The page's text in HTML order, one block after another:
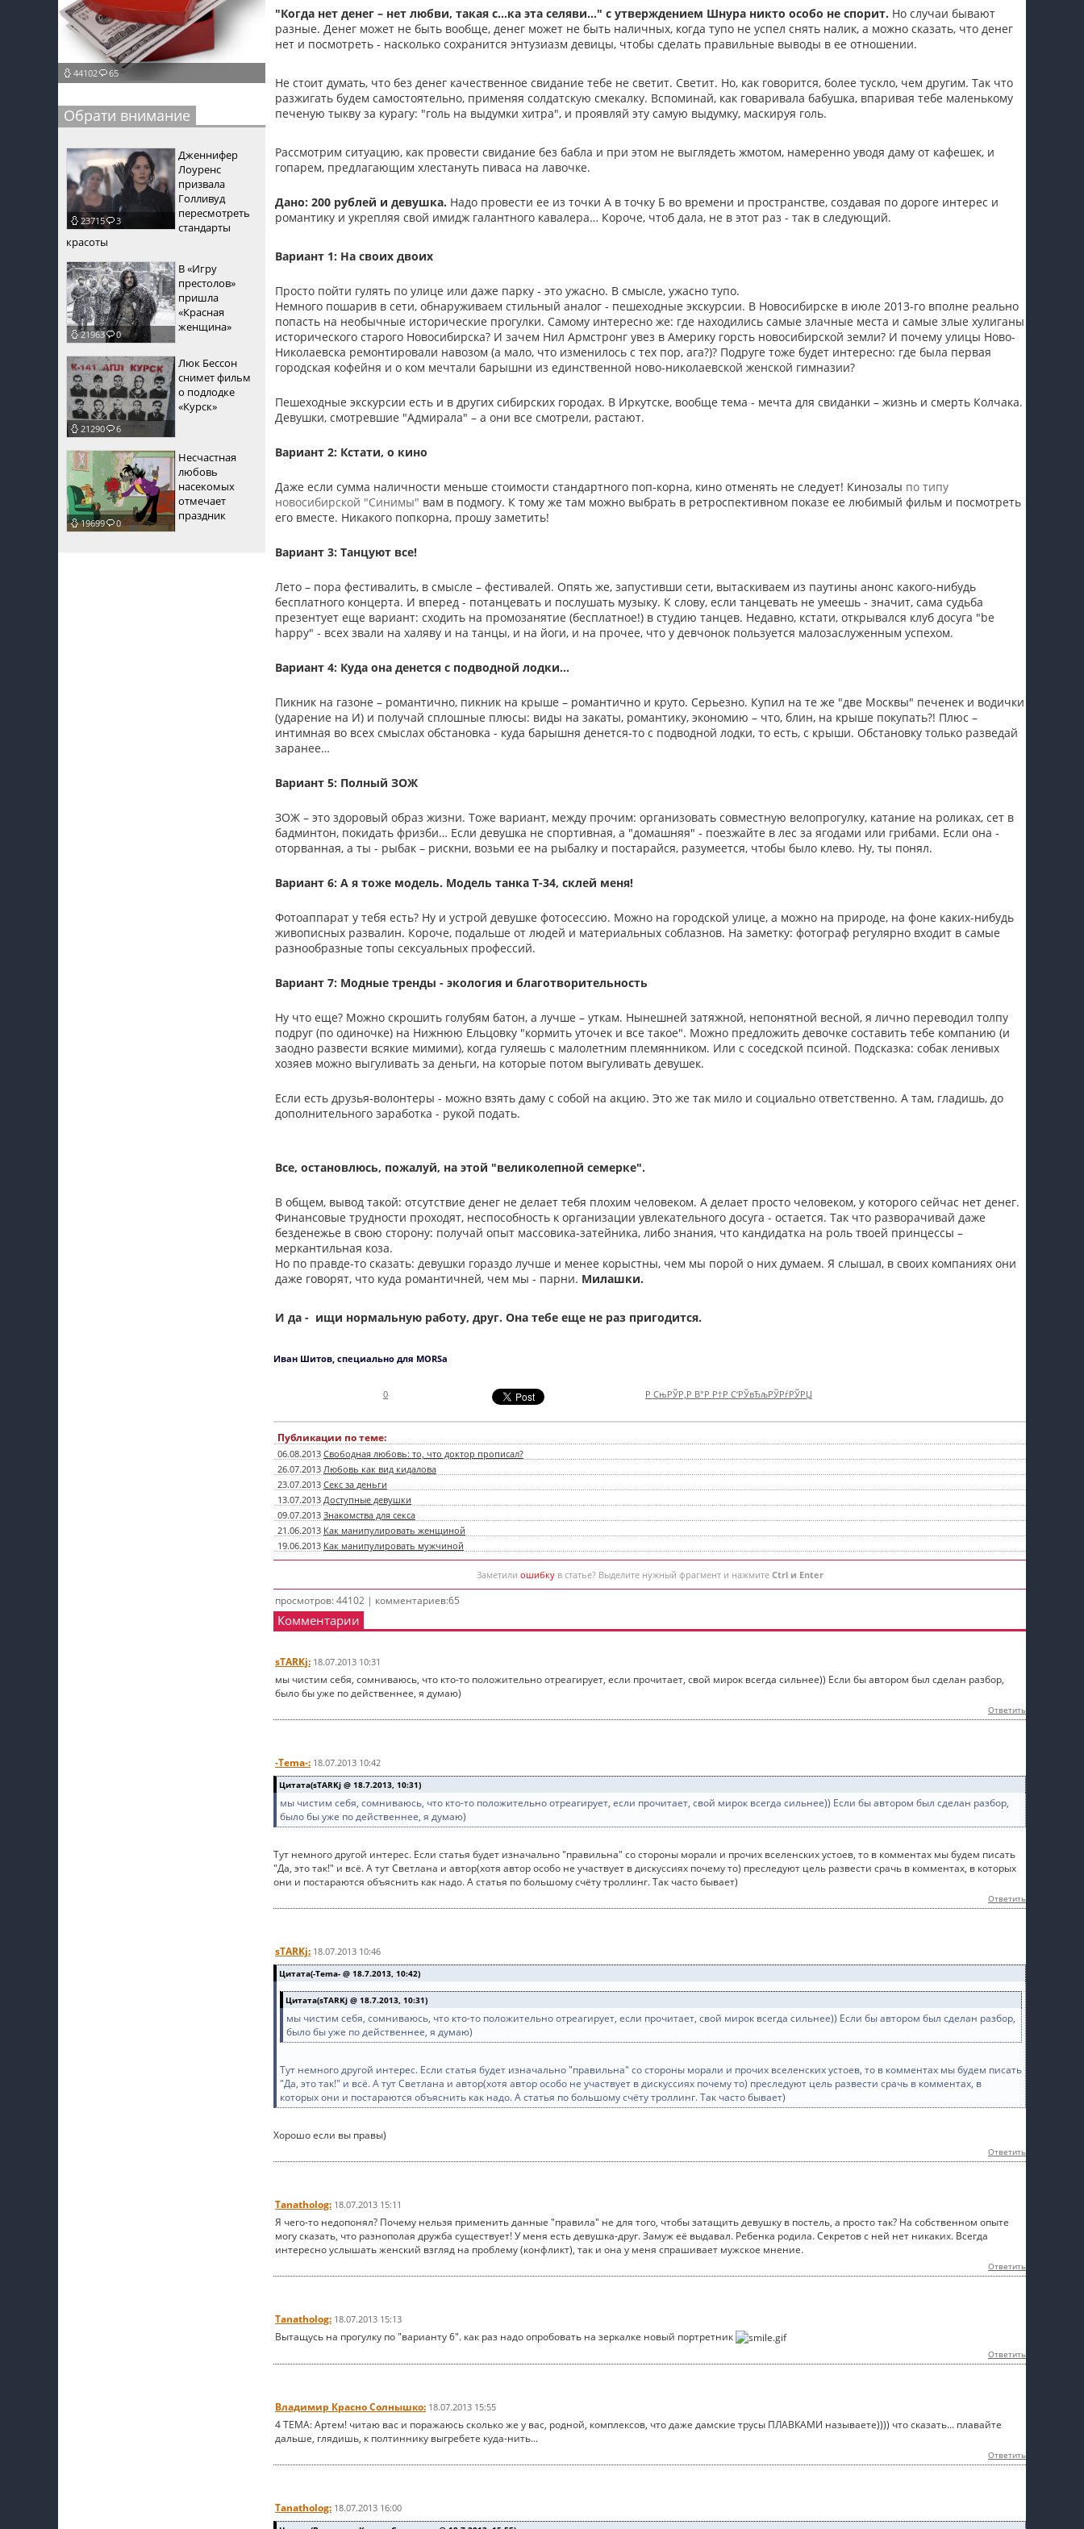
пїЅпїЅпїЅ
пїЅпїЅпїЅпїЅпїЅпїЅпїЅпїЅпїЅпїЅпїЅ
пїЅпїЅпїЅ
пїЅпїЅпїЅпїЅпїЅпїЅпїЅпїЅпїЅ
пїЅпїЅпїЅ пїЅпїЅпїЅпїЅпїЅпїЅ
пїЅпїЅпїЅпїЅпїЅ
пїЅпїЅпїЅпїЅпїЅпїЅпїЅпїЅпїЅпїЅ
пїЅпїЅпїЅпїЅпїЅпїЅпїЅпїЅпїЅпїЅ
44102 65
Обрати внимание
23715 3
Дженнифер
Лоуренс
призвала
Голливуд
пересмотреть
стандарты
красоты
21963 0
В «Игру
престолов»
пришла
«Красная
женщина»
21290 6
Люк Бессон
снимет фильм
о подлодке
«Курск»
19699 0
Несчастная
любовь
насекомых
отмечает
праздник
"Когда нет денег – нет любви, такая с…ка эта селяви…" с утверждением Шнура никто особо не спорит. Но случаи бывают
разные. Денег может не быть вообще, денег может не быть наличных, когда тупо не успел снять налик, а можно сказать, что денег
нет и посмотреть - насколько сохранится энтузиазм девицы, чтобы сделать правильные выводы в ее отношении.
Не стоит думать, что без денег качественное свидание тебе не светит. Светит. Но, как говорится, более тускло, чем другим. Так что
разжигать будем самостоятельно, применяя солдатскую смекалку. Вспоминай, как говаривала бабушка, впаривая тебе маленькому
печеную тыкву за курагу: "голь на выдумки хитра", и проявляй эту самую выдумку, маскируя голь.
Рассмотрим ситуацию, как провести свидание без бабла и при этом не выглядеть жмотом, намеренно уводя даму от кафешек, и
гопарем, предлагающим хлестануть пиваса на лавочке.
Дано: 200 рублей и девушка. Надо провести ее из точки А в точку Б во времени и пространстве, создавая по дороге интерес и
романтику и укрепляя свой имидж галантного кавалера… Короче, чтоб дала, не в этот раз - так в следующий.
Вариант 1: На своих двоих
Просто пойти гулять по улице или даже парку - это ужасно. В смысле, ужасно тупо.
Немного пошарив в сети, обнаруживаем стильный аналог - пешеходные экскурсии. В Новосибирске в июле 2013-го вполне реально
попасть на необычные исторические прогулки. Самому интересно же: где находились самые злачные места и самые злые хулиганы
исторического старого Новосибирска? И зачем Нил Армстронг увез в Америку горсть новосибирской земли? И почему улицы Ново-
Николаевска ремонтировали навозом (а мало, что изменилось с тех пор, ага?)? Подруге тоже будет интересно: где была первая
городская кофейня и о ком мечтали барышни из единственной ново-николаевской женской гимназии?
Пешеходные экскурсии есть и в других сибирских городах. В Иркутске, вообще тема - мечта для свиданки – жизнь и смерть Колчака.
Девушки, смотревшие "Адмирала" – а они все смотрели, растают.
Вариант 2: Кстати, о кино
Даже если сумма наличности меньше стоимости стандартного поп-корна, кино отменять не следует! Кинозалы по типу
новосибирской "Синимы" вам в подмогу. К тому же там можно выбрать в ретроспективном показе ее любимый фильм и посмотреть
его вместе. Никакого попкорна, прошу заметить!
Вариант 3: Танцуют все!
Лето – пора фестивалить, в смысле – фестивалей. Опять же, запустивши сети, вытаскиваем из паутины анонс какого-нибудь
бесплатного концерта. И вперед - потанцевать и послушать музыку. К слову, если танцевать не умеешь - значит, сама судьба
презентует еще вариант: сходить на промозанятие (бесплатное!) в студию танцев. Недавно, кстати, открывался клуб досуга "be
happy" - всех звали на халяву и на танцы, и на йоги, и на прочее, что у девчонок пользуется малозаслуженным успехом.
Вариант 4: Куда она денется с подводной лодки…
Пикник на газоне – романтично, пикник на крыше – романтично и круто. Серьезно. Купил на те же "две Москвы" печенек и водички
(ударение на И) и получай сплошные плюсы: виды на закаты, романтику, экономию – что, блин, на крыше покупать?! Плюс –
интимная во всех смыслах обстановка - куда барышня денется-то с подводной лодки, то есть, с крыши. Обстановку только разведай
заранее…
Вариант 5: Полный ЗОЖ
ЗОЖ – это здоровый образ жизни. Тоже вариант, между прочим: организовать совместную велопрогулку, катание на роликах, сет в
бадминтон, покидать фризби… Если девушка не спортивная, а "домашняя" - поезжайте в лес за ягодами или грибами. Если она -
оторванная, а ты - рыбак – рискни, возьми ее на рыбалку и постарайся, разумеется, чтобы было клево. Ну, ты понял.
Вариант 6: А я тоже модель. Модель танка Т-34, склей меня!
Фотоаппарат у тебя есть? Ну и устрой девушке фотосессию. Можно на городской улице, а можно на природе, на фоне каких-нибудь
живописных развалин. Короче, подальше от людей и материальных соблазнов. На заметку: фотограф регулярно входит в самые
разнообразные топы сексуальных профессий.
Вариант 7: Модные тренды - экология и благотворительность
Ну что еще? Можно скрошить голубям батон, а лучше – уткам. Нынешней затяжной, непонятной весной, я лично переводил толпу
подруг (по одиночке) на Нижнюю Ельцовку "кормить уточек и все такое". Можно предложить девочке составить тебе компанию (и
заодно развести всякие мимими), когда гуляешь с малолетним племянником. Или с соседской псиной. Подсказка: собак ленивых
хозяев можно выгуливать за деньги, на которые потом выгуливать девушек.
Если есть друзья-волонтеры - можно взять даму с собой на акцию. Это же так мило и социально ответственно. А там, гладишь, до
дополнительного заработка - рукой подать.
Все, остановлюсь, пожалуй, на этой "великолепной семерке".
В общем, вывод такой: отсутствие денег не делает тебя плохим человеком. А делает просто человеком, у которого сейчас нет денег.
Финансовые трудности проходят, неспособность к организации увлекательного досуга - остается. Так что разворачивай даже
безденежье в свою сторону: получай опыт массовика-затейника, либо знания, что кандидатка на роль твоей принцессы –
меркантильная коза.
Но по правде-то сказать: девушки гораздо лучше и менее корыстны, чем мы порой о них думаем. Я слышал, в своих компаниях они
даже говорят, что куда романтичней, чем мы - парни. Милашки.
И да - ищи нормальную работу, друг. Она тебе еще не раз пригодится.
Иван Шитов, специально для MORSa
0 Р СњРЎР‚Р В°Р Р†Р С‘РЎвЂљРЎРѓРЎРЏ
Публикации по теме:
06.08.2013 Свободная любовь: то, что доктор прописал?
26.07.2013 Любовь как вид кидалова
23.07.2013 Секс за деньги
13.07.2013 Доступные девушки
09.07.2013 Знакомства для секса
21.06.2013 Как манипулировать женщиной
19.06.2013 Как манипулировать мужчиной
Заметили ошибкув статье? Выделите нужный фрагмент и нажмите Ctrl и Enter
просмотров: 44102 | комментариев:65
Комментарии
sTARKj: 18.07.2013 10:31
мы чистим себя, сомниваюсь, что кто-то положительно отреагирует, если прочитает, свой мирок всегда сильнее)) Если бы автором был сделан разбор,
было бы уже по действеннее, я думаю)
Ответить
-Tema-: 18.07.2013 10:42
Цитата(sTARKj @ 18.7.2013, 10:31)
мы чистим себя, сомниваюсь, что кто-то положительно отреагирует, если прочитает, свой мирок всегда сильнее)) Если бы автором был сделан разбор,
было бы уже по действеннее, я думаю)
Тут немного другой интерес. Если статья будет изначально "правильна" со стороны морали и прочих вселенских устоев, то в комментах мы будем писать
"Да, это так!" и всё. А тут Светлана и автор(хотя автор особо не участвует в дискуссиях почему то) преследуют цель развести срачь в комментах, в которых
они и постараются объяснить как надо. А статья по большому счёту троллинг. Так часто бывает)
Ответить
sTARKj: 18.07.2013 10:46
Цитата(-Tema- @ 18.7.2013, 10:42)
Цитата(sTARKj @ 18.7.2013, 10:31)
мы чистим себя, сомниваюсь, что кто-то положительно отреагирует, если прочитает, свой мирок всегда сильнее)) Если бы автором был сделан разбор,
было бы уже по действеннее, я думаю)
Тут немного другой интерес. Если статья будет изначально "правильна" со стороны морали и прочих вселенских устоев, то в комментах мы будем писать
"Да, это так!" и всё. А тут Светлана и автор(хотя автор особо не участвует в дискуссиях почему то) преследуют цель развести срачь в комментах, в
которых они и постараются объяснить как надо. А статья по большому счёту троллинг. Так часто бывает)
Хорошо если вы правы)
Ответить
Tanatholog: 18.07.2013 15:11
Я чего-то недопонял? Почему нельзя применить данные "правила" не для того, чтобы затащить девушку в постель, а просто так? На собственном опыте
могу сказать, что разнополая дружба существует! У меня есть девушка-друг. Замуж её выдавал. Ребенка родила. Секретов с ней нет никаких. Всегда
интересно услышать женский взгляд на проблему (конфликт), так и она у меня спрашивает мужское мнение.
Ответить
Tanatholog: 18.07.2013 15:13
Вытащусь на прогулку по "варианту 6". как раз надо опробовать на зеркалке новый портретник
Ответить
Владимир Красно Солнышко: 18.07.2013 15:55
4 ТЕМА: Артем! читаю вас и поражаюсь сколько же у вас, родной, комплексов, что даже дамские трусы ПЛАВКАМИ называете)))) что сказать... плавайте
дальше, глядишь, к полтиннику выгребете куда-нить...
Ответить
Tanatholog: 18.07.2013 16:00